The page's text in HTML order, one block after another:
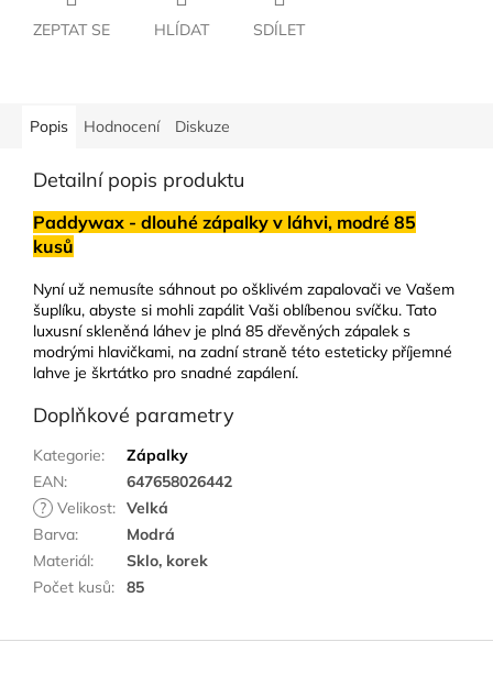
ZEPTAT SE HLÍDAT SDÍLET
Popis Hodnocení Diskuze
Detailní popis produktu
Paddywax - dlouhé zápalky v láhvi, modré 85
kusů
Nyní už nemusíte sáhnout po ošklivém zapalovači ve Vašem
šuplíku, abyste si mohli zapálit Vaši oblíbenou svíčku. Tato
luxusní skleněná láhev je plná 85 dřevěných zápalek s
modrými hlavičkami, na zadní straně této esteticky příjemné
lahve je škrtátko pro snadné zapálení.
Doplňkové parametry
Kategorie:
Zápalky
EAN:
647658026442
? Velikost: Velká
Barva:
Modrá
Materiál:
Sklo, korek
Počet kusů: 85